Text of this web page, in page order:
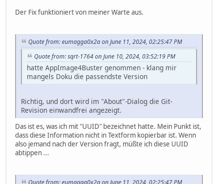
Der Fix funktioniert von meiner Warte aus.
Quote from: eumagga0x2a on June 11, 2024, 02:25:47 PM
Quote from: sqrt-1764 on June 10, 2024, 03:52:19 PM
hatte AppImage4Buster genommen - klang mir
mangels Doku die passendste Version
Richtig, und dort wird im "About"-Dialog die Git-
Revision einwandfrei angezeigt.
Das ist es, was ich mit "UUID" bezeichnet hatte. Mein Punkt ist,
dass diese Information nicht in Textform kopierbar ist. Wenn
also jemand nach der Version fragt, müßte ich diese UUID
abtippen ...
Quote from: eumagga0x2a on June 11, 2024, 02:25:47 PM